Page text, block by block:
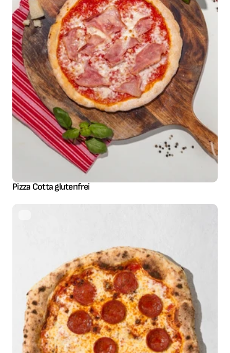
Pizza Cotta glutenfrei